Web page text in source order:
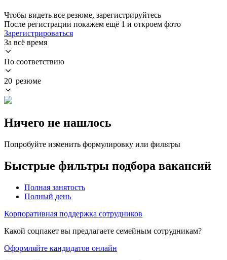
Чтобы видеть все резюме, зарегистрируйтесь
После регистрации покажем ещё 1 и откроем фото
Зарегистрироваться
За всё время
По соответствию
20 резюме
Ничего не нашлось
Попробуйте изменить формулировку или фильтры
Быстрые фильтры подбора вакансий
Полная занятость
Полный день
Корпоративная поддержка сотрудников
Какой соцпакет вы предлагаете семейным сотрудникам?
Оформляйте кандидатов онлайн